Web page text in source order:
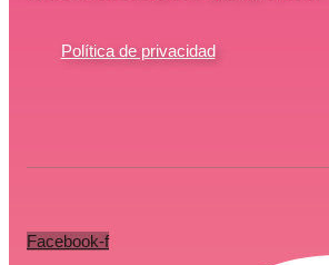
Política de privacidad
Facebook-f